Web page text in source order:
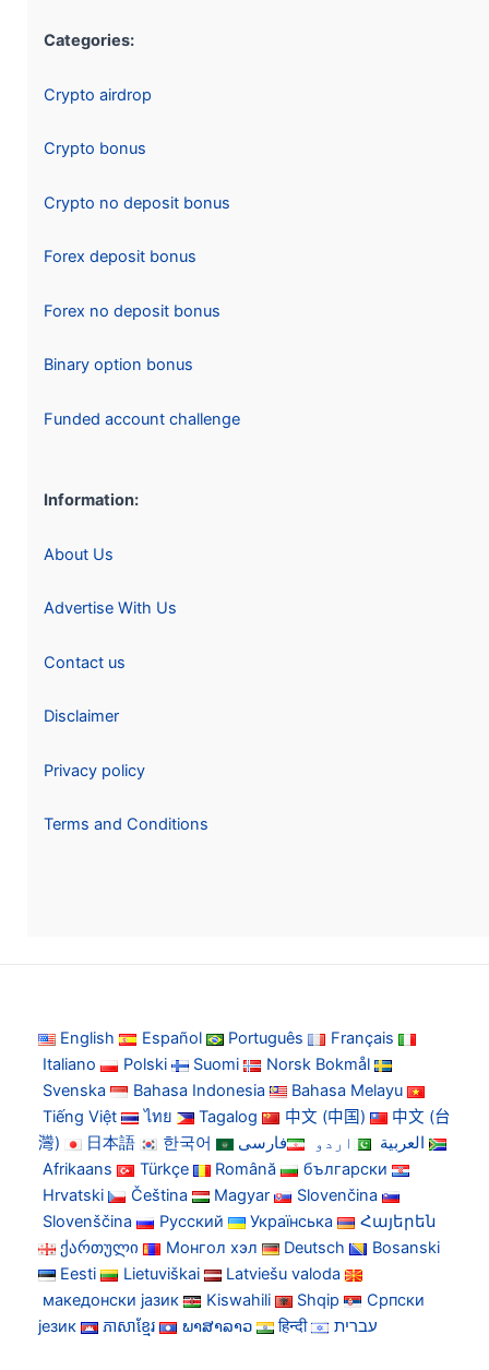
Categories:
Crypto airdrop
Crypto bonus
Crypto no deposit bonus
Forex deposit bonus
Forex no deposit bonus
Binary option bonus
Funded account challenge
Information:
About Us
Advertise With Us
Contact us
Disclaimer
Privacy policy
Terms and Conditions
English Español Português
Français
Italiano
Polski Suomi
Norsk Bokmål
Svenska
Bahasa Indonesia
Bahasa Melayu
Tiếng Việt
ไทย Tagalog 中文 (中国)
中文 (台
灣)
日本語 한국어 العربية اردو
فارسی
Afrikaans
Türkçe Română
български
Hrvatski
Čeština Magyar
Slovenčina
Slovenščina
Русский Українська
Հայերեն
ქართული
Монгол хэл Deutsch
Bosanski
Eesti
Lietuviškai
Latviešu valoda
македонски јазик
Kiswahili Shqip
Српски
језик
ភាសាខ្មែរ ພາສາລາວ हिन्दी עברית